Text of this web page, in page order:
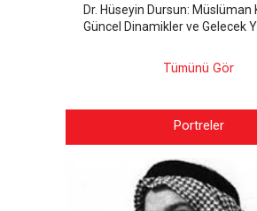
Dr. Hüseyin Dursun: Müslüman
Güncel Dinamikler ve Gelecek
Tümünü Gör
Portreler